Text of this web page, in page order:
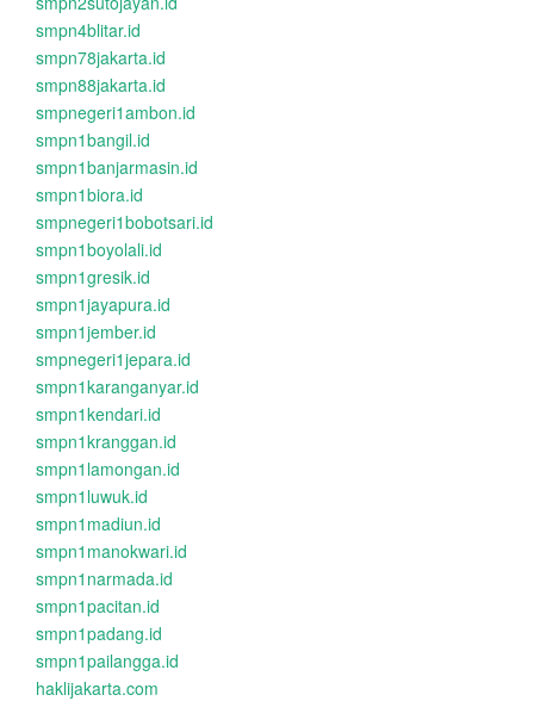
smpn4blitar.id
smpn78jakarta.id
smpn88jakarta.id
smpnegeri1ambon.id
smpn1bangil.id
smpn1banjarmasin.id
smpn1biora.id
smpnegeri1bobotsari.id
smpn1boyolali.id
smpn1gresik.id
smpn1jayapura.id
smpn1jember.id
smpnegeri1jepara.id
smpn1karanganyar.id
smpn1kendari.id
smpn1kranggan.id
smpn1lamongan.id
smpn1luwuk.id
smpn1madiun.id
smpn1manokwari.id
smpn1narmada.id
smpn1pacitan.id
smpn1padang.id
smpn1pailangga.id
haklijakarta.com